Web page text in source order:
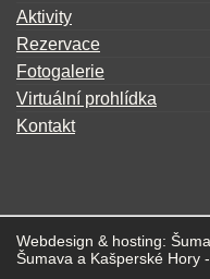
Aktivity
Rezervace
Fotogalerie
Virtuální prohlídka
Kontakt
Webdesign & hosting:
Šumava a Kašperské Hory